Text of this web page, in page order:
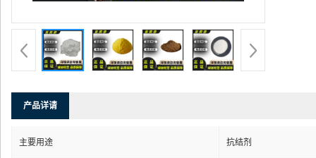
产品详请
主要用途 抗结剂